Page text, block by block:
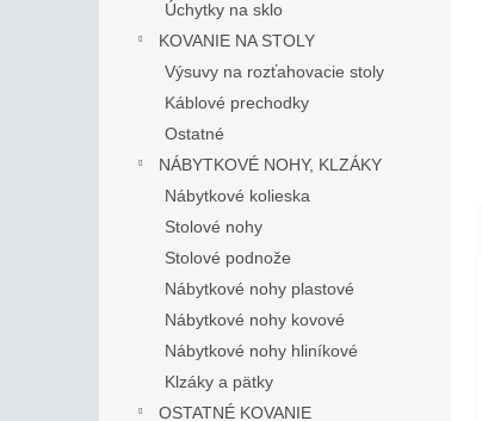
Úchytky na sklo
KOVANIE NA STOLY
Výsuvy na rozťahovacie stoly
Káblové prechodky
Ostatné
NÁBYTKOVÉ NOHY, KLZÁKY
Nábytkové kolieska
Stolové nohy
Stolové podnože
Nábytkové nohy plastové
Nábytkové nohy kovové
Nábytkové nohy hliníkové
Klzáky a pätky
OSTATNÉ KOVANIE